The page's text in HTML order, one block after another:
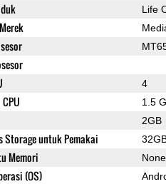
Life
4
1.5
2GB
Storage untuk Pemakai
Memori None
(OS)